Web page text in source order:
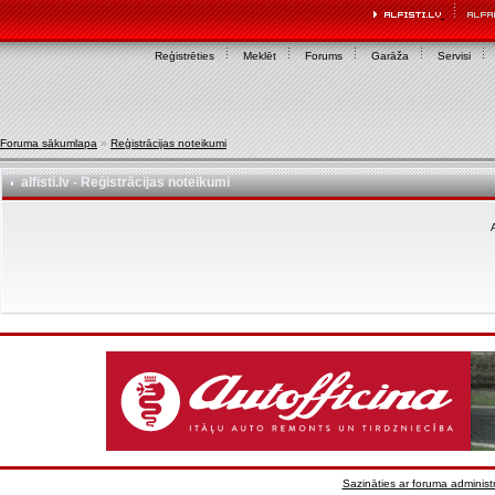
Reģistrēties Meklēt Forums Garāža Servisi
Foruma sākumlapa » Reģistrācijas noteikumi
alfisti.lv - Reģistrācijas noteikumi
Sazināties ar foruma